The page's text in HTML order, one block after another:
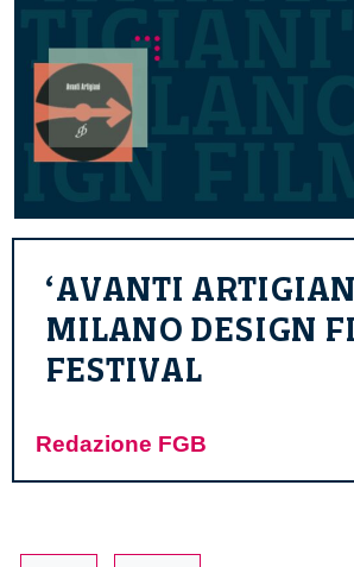
‘AVANTI
MILANO DESIGN
FESTIVAL
Redazione FGB